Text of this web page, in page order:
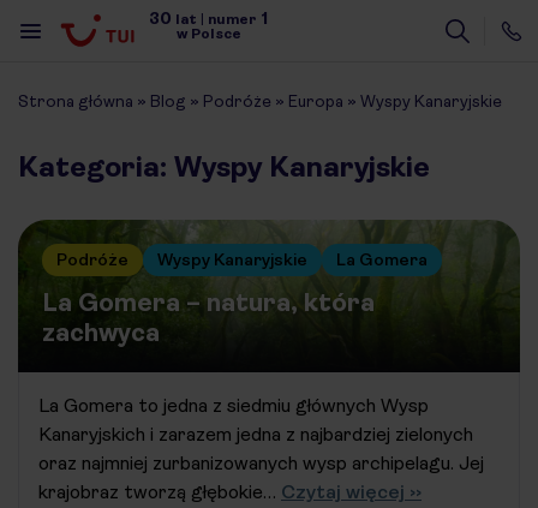
30 lat | numer 1
w Polsce
Strona główna » Blog » Podróże » Europa » Wyspy Kanaryjskie
Kategoria: Wyspy Kanaryjskie
Podróże Wyspy Kanaryjskie La Gomera
La Gomera – natura, która
zachwyca
La Gomera to jedna z siedmiu głównych Wysp
Kanaryjskich i zarazem jedna z najbardziej zielonych
oraz najmniej zurbanizowanych wysp archipelagu. Jej
krajobraz tworzą głębokie… Czytaj więcej ››